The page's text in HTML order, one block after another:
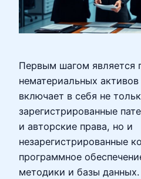
Первым шагом является
нематериальных
включает в себя не
зарегистрированные
и авторские права, но и
незарегистрированные
программное
методики и базы данных.